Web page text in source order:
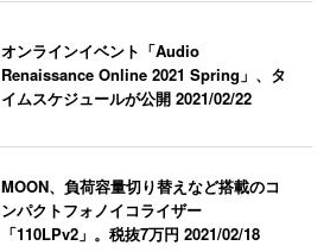
オンラインイベント「Audio
Renaissance Online 2021 Spring」、タ
イムスケジュールが公開2021/02/22
MOON、負荷容量切り替えなど搭載のコ
ンパクトフォノイコライザー
「110LPv2」。税抜7万円2021/02/18